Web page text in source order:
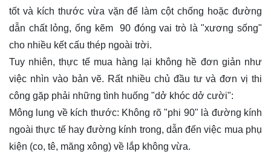
tốt và kích thước vừa vặn để làm cột chống hoặc đường
dẫn chất lỏng, ống kẽm 90 đóng vai trò là "xương sống"
cho nhiều kết cấu thép ngoài trời.
Tuy nhiên, thực tế mua hàng lại không hề đơn giản như
việc nhìn vào bản vẽ. Rất nhiều chủ đầu tư và đơn vị thi
công gặp phải những tình huống "dở khóc dở cười":
Mông lung về kích thước: Không rõ "phi 90" là đường kính
ngoài thực tế hay đường kính trong, dẫn đến việc mua phụ
kiện (co, tê, măng xông) về lắp không vừa.